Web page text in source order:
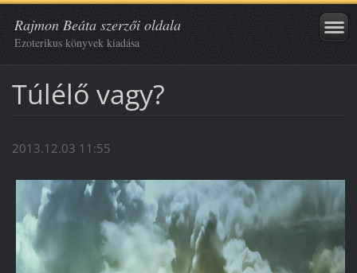
Rajmon Beáta szerzői oldala
Ezoterikus könyvek kiadása
Túlélő vagy?
2013.12.03 11:55